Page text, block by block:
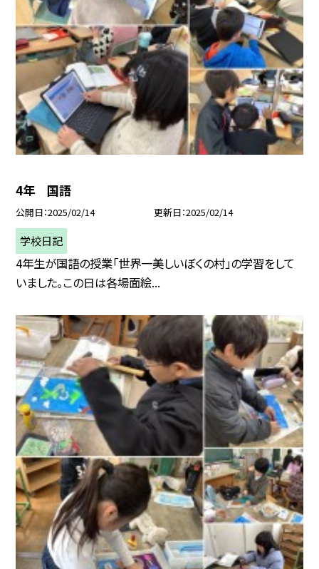
4年 国語
公開日 2025/02/14 更新日 2025/02/14
学校日記
4年生が国語の授業「世界一美しいぼくの村」の学習をして
いました。この日は各場面絵...